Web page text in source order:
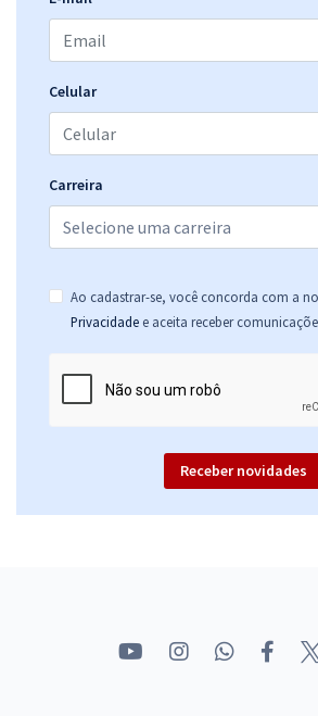
ou 12x deR$17,32
Celular
Carreira
Ao cadastrar-se, você concorda com a
Privacidade e aceita receber
Receber novidades